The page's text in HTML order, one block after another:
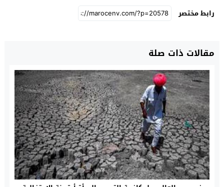
رابط مختصر
مقالات ذات صلة